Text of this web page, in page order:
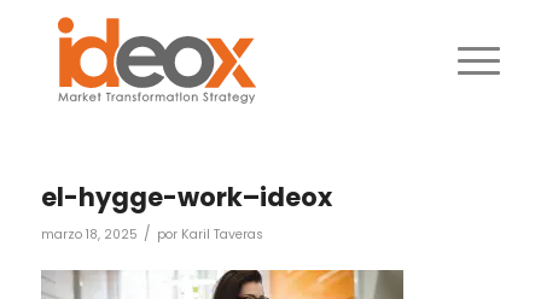
el-hygge-work–ideox
marzo 18, 2025 / por Karil Taveras